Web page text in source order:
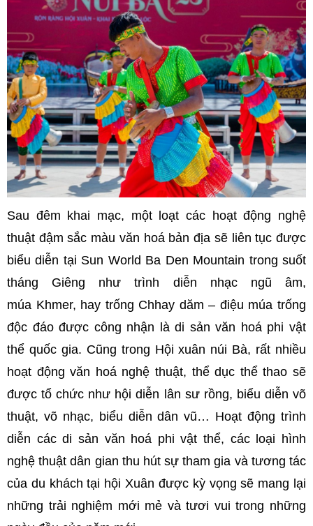
Sau đêm khai mạc, một loạt các hoạt động nghệ
thuật đậm sắc màu văn hoá bản địa sẽ liên tục được
biểu diễn tại Sun World Ba Den Mountain trong suốt
tháng Giêng như trình diễn nhạc ngũ âm,
múa Khmer, hay trống Chhay dăm – điệu múa trống
độc đáo được công nhận là di sản văn hoá phi vật
thể quốc gia. Cũng trong Hội xuân núi Bà, rất nhiều
hoạt động văn hoá nghệ thuật, thể dục thể thao sẽ
được tổ chức như hội diễn lân sư rồng, biểu diễn võ
thuật, võ nhạc, biểu diễn dân vũ… Hoạt động trình
diễn các di sản văn hoá phi vật thể, các loại hình
nghệ thuật dân gian thu hút sự tham gia và tương tác
của du khách tại hội Xuân được kỳ vọng sẽ mang lại
những trải nghiệm mới mẻ và tươi vui trong những